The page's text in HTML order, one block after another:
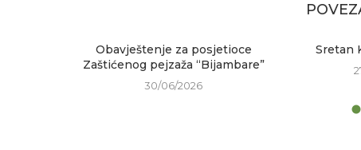
Obavještenje za posjetioce
Zaštićenog pejzaža “Bijambare”
30/06/2026
Sretan